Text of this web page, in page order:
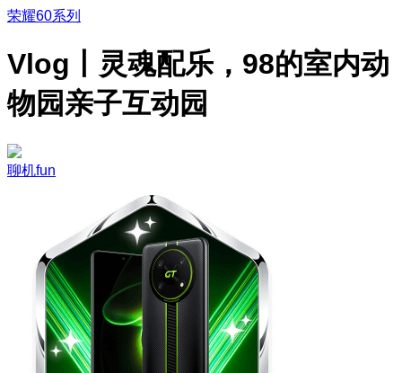
荣耀60系列
Vlog丨灵魂配乐，98的室内动
物园亲子互动园
聊机fun